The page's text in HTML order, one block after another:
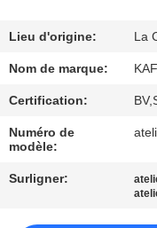
DE
NOUS
VISITE
DE
L'USINE
Lieu d'origine: La
Nom de marque:
Certification:
Numéro de
modèle:
Surligner: